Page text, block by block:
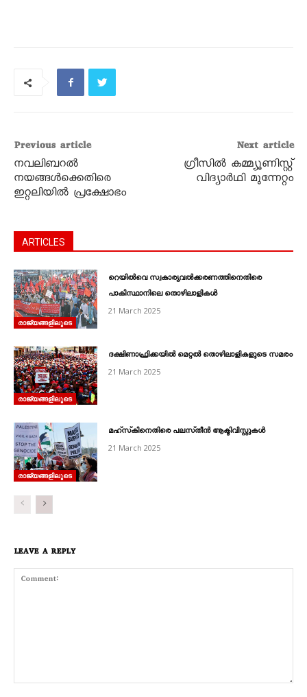
Previous article
നവലിബറൽ
നയങ്ങൾക്കെതിരെ
ഇറ്റലിയിൽ പ്രക്ഷോഭം
Next article
ഗ്രീസിൽ കമ്മ്യൂണിസ്റ്റ്
വിദ്യാർഥി മുന്നേറ്റം
ARTICLES
രാജ്യങ്ങളിലൂടെ
റെയിൽവെ സ്വകാര്യവൽക്കരണത്തിനെതിരെ
പാകിസ്ഥാനിലെ തൊഴിലാളികൾ
21 March 2025
രാജ്യങ്ങളിലൂടെ
ദക്ഷിണാഫ്രിക്കയിൽ മെറ്റൽ തൊഴിലാളികളുടെ സമരം
21 March 2025
രാജ്യങ്ങളിലൂടെ
മഹ്‌സ്‌കിനെതിരെ പലസ്‌തീൻ ആക്ടിവിസ്റ്റുകൾ
21 March 2025
LEAVE A REPLY